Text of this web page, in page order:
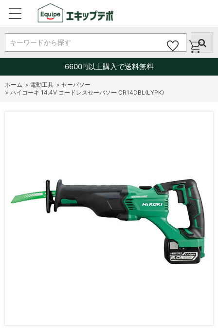
キーワードから探す
6600円以上購入で送料無料
ホーム > 電動工具 > セーバソー
> ハイコーキ 14.4V コードレスセーバソー CR14DBL(LYPK)